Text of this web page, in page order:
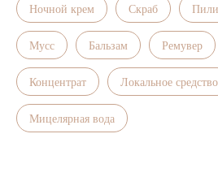
Ночной крем Скраб
Мусс Бальзам Ремувер
Концентрат Локальное средство
Мицелярная вода